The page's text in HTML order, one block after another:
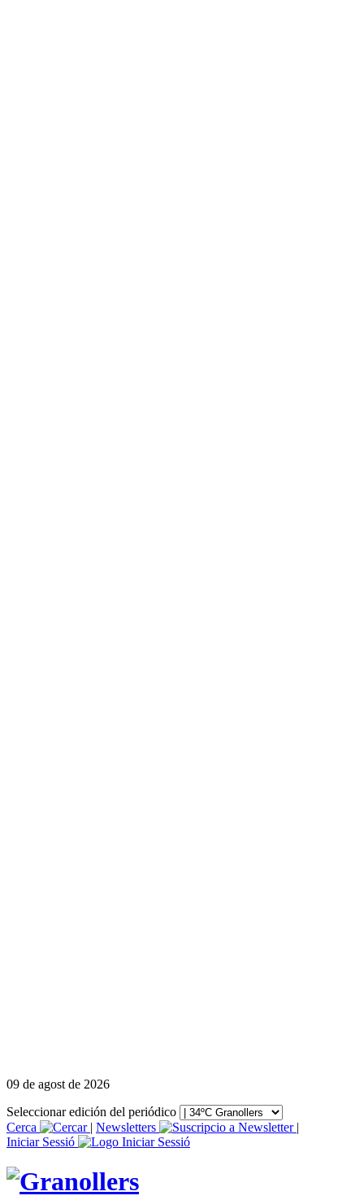
09 de agost de 2026
Seleccionar edición del periódico
Cerca
| Newsletters
|
Iniciar Sessió